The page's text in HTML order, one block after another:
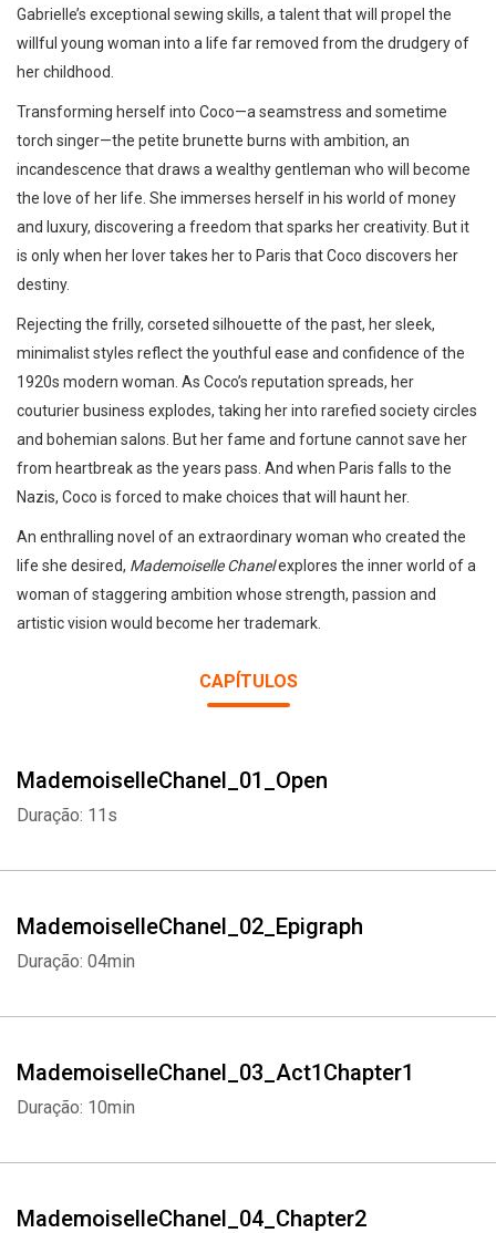
Gabrielle’s exceptional sewing skills, a talent that will propel the
willful young woman into a life far removed from the drudgery of
her childhood.
Transforming herself into Coco—a seamstress and sometime
torch singer—the petite brunette burns with ambition, an
incandescence that draws a wealthy gentleman who will become
the love of her life. She immerses herself in his world of money
and luxury, discovering a freedom that sparks her creativity. But it
is only when her lover takes her to Paris that Coco discovers her
destiny.
Rejecting the frilly, corseted silhouette of the past, her sleek,
minimalist styles reflect the youthful ease and confidence of the
1920s modern woman. As Coco’s reputation spreads, her
couturier business explodes, taking her into rarefied society circles
and bohemian salons. But her fame and fortune cannot save her
from heartbreak as the years pass. And when Paris falls to the
Nazis, Coco is forced to make choices that will haunt her.
An enthralling novel of an extraordinary woman who created the
life she desired, Mademoiselle Chanelexplores the inner world of a
woman of staggering ambition whose strength, passion and
artistic vision would become her trademark.
CAPÍTULOS
MademoiselleChanel_01_Open
Duração: 11s
MademoiselleChanel_02_Epigraph
Duração: 04min
MademoiselleChanel_03_Act1Chapter1
Duração: 10min
MademoiselleChanel_04_Chapter2